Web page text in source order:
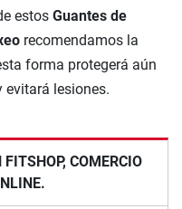
COMERCIO
estos Guantes de
recomendamos la
forma protegerá aún
evitará lesiones.